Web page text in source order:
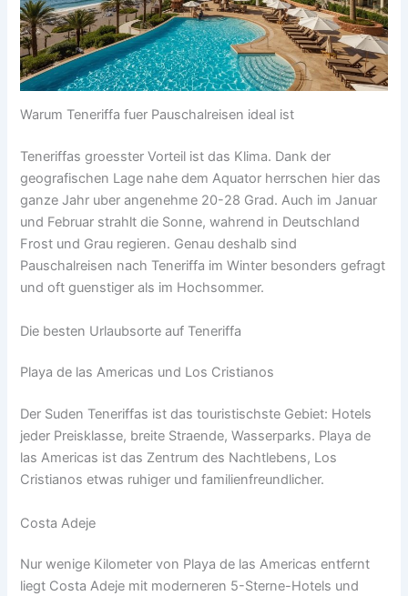
Warum Teneriffa fuer Pauschalreisen ideal ist
Teneriffas groesster Vorteil ist das Klima. Dank der
geografischen Lage nahe dem Aquator herrschen hier das
ganze Jahr uber angenehme 20-28 Grad. Auch im Januar
und Februar strahlt die Sonne, wahrend in Deutschland
Frost und Grau regieren. Genau deshalb sind
Pauschalreisen nach Teneriffa im Winter besonders gefragt
und oft guenstiger als im Hochsommer.
Die besten Urlaubsorte auf Teneriffa
Playa de las Americas und Los Cristianos
Der Suden Teneriffas ist das touristischste Gebiet: Hotels
jeder Preisklasse, breite Straende, Wasserparks. Playa de
las Americas ist das Zentrum des Nachtlebens, Los
Cristianos etwas ruhiger und familienfreundlicher.
Costa Adeje
Nur wenige Kilometer von Playa de las Americas entfernt
liegt Costa Adeje mit moderneren 5-Sterne-Hotels und